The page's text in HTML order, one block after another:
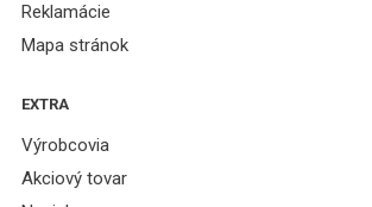
Reklamácie
Mapa stránok
EXTRA
Výrobcovia
Akciový tovar